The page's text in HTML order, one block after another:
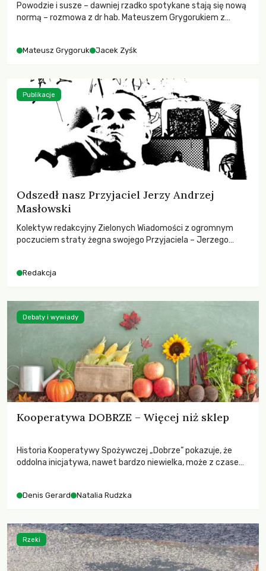
Powodzie i susze – dawniej rzadko spotykane stają się nową
normą – rozmowa z dr hab. Mateuszem Grygorukiem z
Mateusz Grygoruk Jacek Zyśk
Odszedł nasz Przyjaciel Jerzy Andrzej
Masłowski
Kolektyw redakcyjny Zielonych Wiadomości z ogromnym
poczuciem straty żegna swojego Przyjaciela – Jerzego
Redakcja
Publikacje
Kooperatywa DOBRZE – Więcej niż sklep
Historia Kooperatywy Spożywczej „Dobrze” pokazuje, że
oddolna inicjatywa, nawet bardzo niewielka, może z czasem
współpracy, edukacji i budowania alternatywnego modelu
rozpoznawalna marka na mapie Warszawy: dwa sklepy,
kilkuset członków i tysiące klientów.
Denis Gerard Natalia Rudzka
Debaty i wywiady
Rzeki